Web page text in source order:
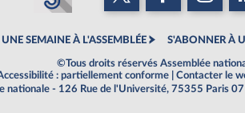
UNE SEMAINE À L'ASSEMBLÉE S'ABONNER À
©Tous droits réservés Assemblée
: partiellement conforme Contacter le
nationale - 126 Rue de l'Université, 75355 Paris